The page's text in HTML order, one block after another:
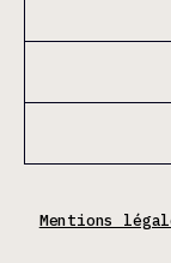
Mentions